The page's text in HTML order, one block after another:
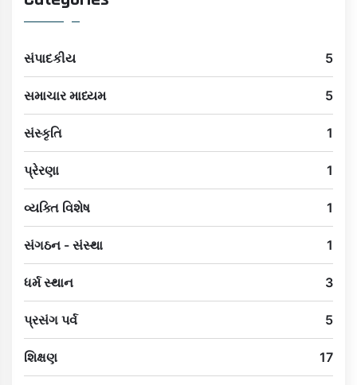
સંપાદકીય 5
સમાચાર માધ્યમ 5
સંસ્કૃતિ 1
પ્રેરણા 1
વ્યક્તિ વિશેષ 1
સંગઠન - સંસ્થા 1
ધર્મ સ્થાન 3
પ્રસંગ પર્વ 5
શિક્ષણ 17